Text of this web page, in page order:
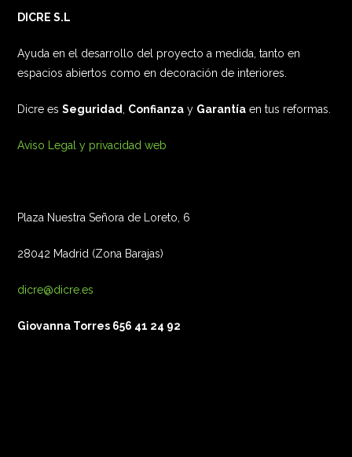
DICRE S.L
Ayuda en el desarrollo del proyecto a medida, tanto en
espacios abiertos como en decoración de interiores.
Dicre esSeguridad Confianza y Garantía en tus reformas.
Aviso Legal y privacidad web
Plaza Nuestra Señora de Loreto, 6
28042 Madrid (Zona Barajas)
dicre@dicre.es
Giovanna Torres 656 41 24 92